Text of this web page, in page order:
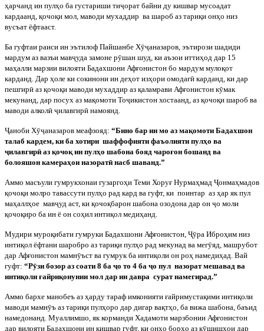
ҳарчанд ин пулҳо ба густариши тиҷорат байни ду кишвар мусоадат
кардаанд, қочоқи мол, маводи мухаддир ва шароб аз тариқи онҳо низ
вусъат ёфтааст.
Ба гуфтаи раиси ин эътилоф Пайшанбе Хӯҷаназаров, эътирози шадиди
мардум аз вазъи мавҷуда замоне рӯшан шуд, ки аъзои иттиҳод дар 15
маҳалли марзии вилояти Бадахшони Афғонистон бо мардум мулоқот
карданд. Дар ҳоле ки сокинони ин деҳот изҳори омодагӣ карданд, ки дар
пешгирӣ аз қочоқи маводи мухаддир аз қаламрави Афғонистон кӯмак
мекунанд, дар посух аз мақомоти Тоҷикистон хостаанд, аз қочоқи шароб ва
маводи алколӣ ҷилавгирӣ намоянд.
Ҷаноби Хӯҷаназаров меафзояд: “Бино бар ин мо аз мақомоти Бадахшон
талаб кардем, ки ба хотири шаффофияти фаъолияти пулҳо ва
ҷилавгирӣ аз қочоқ ин пулҳо шабона бояд чароғон бошанд ва
болояшон камераҳои назоратӣ насб шаванд.”
Аммо масъули гумрукхонаи гузаргоҳи Теми Хоруғ Нурмаҳмад Ҷонмаҳмадов
қочоқи молро тавассути пулҳо рад кард ва гуфт, ки поинтар аз ҳар як пул
маҳаллҳое мавҷуд аст, ки қочоқбарон шабона озодона дар он ҷо моли
қочоқиро ба ин ё он соҳил интиқол медиҳанд.
Мудири муроқибати гумруки Бадахшони Афғонистон, Ҷӯра Иброҳим низ
интиқол ёфтани шаробро аз тариқи пулҳо рад мекунад ва мегӯяд, машрубот
дар Афғонистон мамнӯъст ва гумрук ба интиқоли он роҳ намедиҳад. Вай
гуфт: “Рӯзи бозор аз соати 8 ба ҷо то 4 ба ҷо пул назорат мешавад ва
интиқоли ғайриқонунии мол дар ин давра сурат намегирад.”
Аммо бархе манобеъ аз ҳарду тараф имконияти ғайримустақими интиқоли
маводи мамнӯъ аз тариқи пулҳоро дар дигар вақтҳо, ба вижа шабона, баъид
намедонанд. Муаллимшо, як корманди Хадамоти марзбонии Афғонистон
дар вилояти Бадахшони ин кишвар гуфт, ки онҳо борҳо аз кӯшишҳои дар